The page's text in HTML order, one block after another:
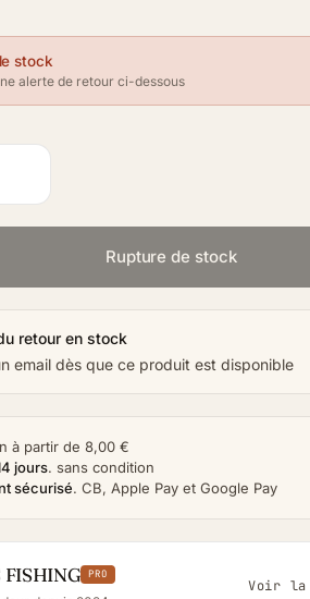
stock
alerte de retour ci-dessous
Rupture de stock
retour en stock
email dès que ce produit est disponible
à partir de 8,00 €
jours. sans condition
sécurisé. CB, Apple Pay et Google Pay
FISHING PRO
Voir la